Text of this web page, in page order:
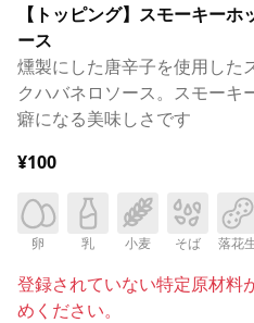
【トッピング】スモーキーホ
ース
燻製にした唐辛子を使用した
クハバネロソース。スモーキ
癖になる美味しさです
¥100
卵 乳 小麦 そば 落花
登録されていない特定原材料
めください。